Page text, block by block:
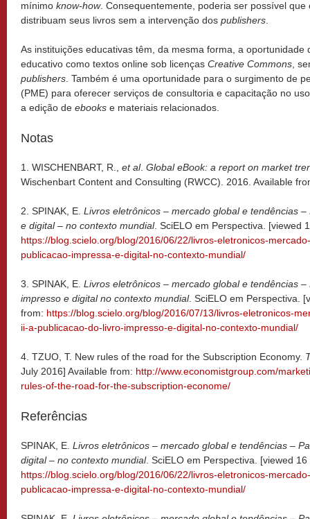
mínimo know-how. Consequentemente, poderia ser possível
distribuam seus livros sem a intervenção dos publishers
As instituições educativas têm, da mesma forma, a
educativo como textos online sob licenças Creative Commons ,
publishers . Também é uma oportunidade para o surgimento de
(PME) para oferecer serviços de consultoria e capacitação no
a edição de ebooks e materiais relacionados.
Notas
1. WISCHENBART, R., et al. Global eBook: a report on market
Wischenbart Content and Consulting (RWCC). 2016. Available
2. SPINAK, E. Livros eletrônicos – mercado global e tendências
e digital – no contexto mundial. SciELO em Perspectiva. [viewed
https://blog.scielo.org/blog/2016/06/22/livros-eletronicos-
publicacao-impressa-e-digital-no-contexto-mundial/
3. SPINAK, E. Livros eletrônicos – mercado global e tendências
impresso e digital no contexto mundial. SciELO em Perspectiva.
from: https://blog.scielo.org/blog/2016/07/13/livros-eletronicos-
ii-a-publicacao-do-livro-impresso-e-digital-no-contexto-mundial/
4. TZUO, T. New rules of the road for the Subscription Economy.
July 2016] Available from: http://www.economistgroup.com/
rules-of-the-road-for-the-subscription-econome/
Referências
SPINAK, E. Livros eletrônicos – mercado global e tendências –
digital – no contexto mundial. SciELO em Perspectiva. [viewed
https://blog.scielo.org/blog/2016/06/22/livros-eletronicos-
publicacao-impressa-e-digital-no-contexto-mundial/